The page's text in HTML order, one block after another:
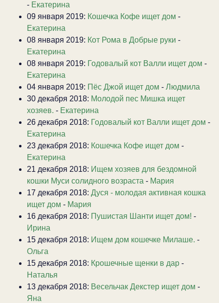
- Екатерина
09 января 2019: Кошечка Кофе ищет дом -
Екатерина
08 января 2019: Кот Рома в Добрые руки -
Екатерина
08 января 2019: Годовалый кот Валли ищет дом -
Екатерина
04 января 2019: Пёс Джой ищет дом - Людмила
30 декабря 2018: Молодой пес Мишка ищет
хозяев. - Екатерина
26 декабря 2018: Годовалый кот Валли ищет дом -
Екатерина
23 декабря 2018: Кошечка Кофе ищет дом -
Екатерина
21 декабря 2018: Ищем хозяев для бездомной
кошки Муси солидного возраста - Мария
17 декабря 2018: Дуся - молодая активная кошка
ищет дом - Мария
16 декабря 2018: Пушистая Шанти ищет дом! -
Ирина
15 декабря 2018: Ищем дом кошечке Милаше. -
Ольга
15 декабря 2018: Крошечные щенки в дар -
Наталья
13 декабря 2018: Весельчак Декстер ищет дом -
Яна